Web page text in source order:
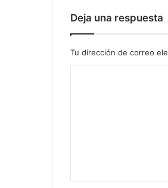
Deja una respuesta
Tu dirección de correo